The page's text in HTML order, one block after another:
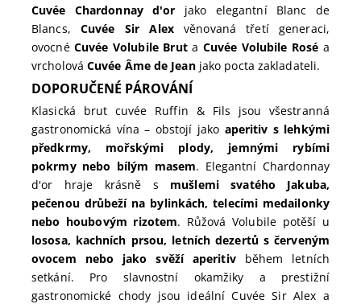
Cuvée Chardonnay d'or jako elegantní Blanc de
Blancs,Cuvée Sir Alexvěnovaná třetí generaci,
ovocnéCuvée Volubile Bruta Cuvée Volubile Rosé a
vrcholová Cuvée Âme de Jeanjako pocta zakladateli.
DOPORUČENÉ PÁROVÁNÍ
Klasická brut cuvée Ruffin & Fils jsou všestranná
gastronomická vína – obstojí jako aperitiv s lehkými
předkrmy, mořskými plody, jemnými rybími
pokrmy nebo bílým masem. Elegantní Chardonnay
d'or hraje krásně s mušlemi svatého Jakuba,
pečenou drůbeží na bylinkách, telecími medailonky
nebo houbovým rizotem. Růžová Volubile potěší u
lososa, kachních prsou, letních dezertů s červeným
ovocem nebo jako svěží aperitivběhem letních
setkání. Pro slavnostní okamžiky a prestižní
gastronomické chody jsou ideální Cuvée Sir Alex a